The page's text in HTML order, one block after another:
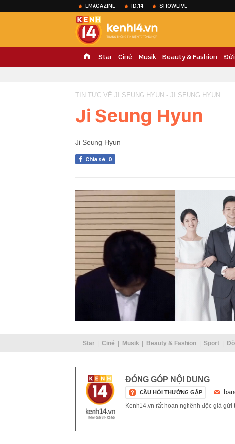
EMAGAZINE ID.14 SHOWLIVE
Star Ciné Musik Beauty & Fashion Đời
TIN TỨC VỀ JI SEUNG HYUN - JI SEUNG HYUN
Ji Seung Hyun
Ji Seung Hyun
Chia sẻ 0
Star Ciné Musik Beauty & Fashion Sport
ĐÓNG GÓP NỘI DUNG
CÂU HỎI THƯỜNG GẶP
Kenh14.vn rất hoan nghênh độc giả gửi